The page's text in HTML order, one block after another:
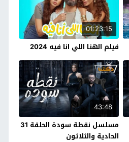
01:23:15
فيلم الهنا اللي انا فيه 2024
43:48
مسلسل نقطة سودة الحلقة 31
الحادية والثلاثون